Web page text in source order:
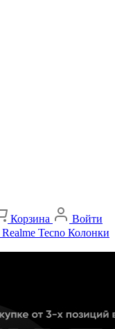
Корзина
Войти
Realme Tecno Колонки